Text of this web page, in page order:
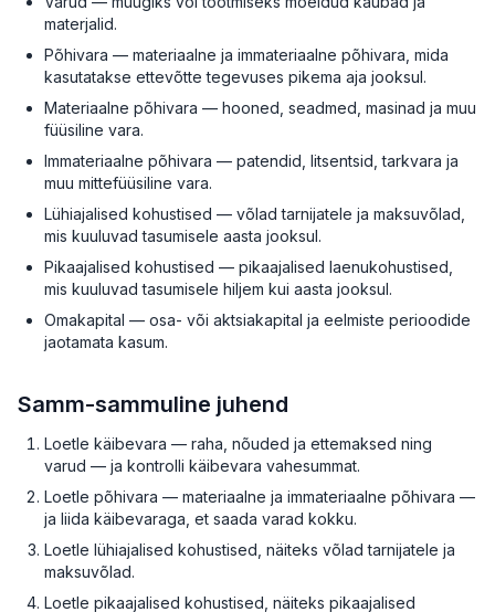
materjalid.
Põhivara — materiaalne ja immateriaalne põhivara, mida
kasutatakse ettevõtte tegevuses pikema aja jooksul.
Materiaalne põhivara — hooned, seadmed, masinad ja muu
füüsiline vara.
Immateriaalne põhivara — patendid, litsentsid, tarkvara ja
muu mittefüüsiline vara.
Lühiajalised kohustised — võlad tarnijatele ja maksuvõlad,
mis kuuluvad tasumisele aasta jooksul.
Pikaajalised kohustised — pikaajalised laenukohustised,
mis kuuluvad tasumisele hiljem kui aasta jooksul.
Omakapital — osa- või aktsiakapital ja eelmiste perioodide
jaotamata kasum.
Samm-sammuline juhend
Loetle käibevara — raha, nõuded ja ettemaksed ning
varud — ja kontrolli käibevara vahesummat.
Loetle põhivara — materiaalne ja immateriaalne põhivara —
ja liida käibevaraga, et saada varad kokku.
Loetle lühiajalised kohustised, näiteks võlad tarnijatele ja
maksuvõlad.
Loetle pikaajalised kohustised, näiteks pikaajalised